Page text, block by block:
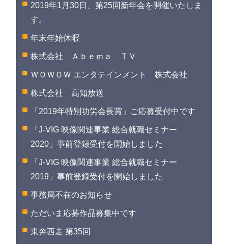
2019年1月30日、第25回新年会を開催いたしま
す。
年末年始休暇
株式会社 Ａｂｅｍａ ＴＶ
ＷＯＷＯＷ エンタテインメント 株式会社
株式会社 高知放送
「2019年特別功労会長賞」ご応募受付中です
「J-VIG 映像関連事業 総合就職セミナー
2020」事前登録受付を開始しました
「J-VIG 映像関連事業 総合就職セミナー
2019」事前登録受付を開始しました
事務局不在のお知らせ
ただいま応募作品募集中です
東奔西走 第35回